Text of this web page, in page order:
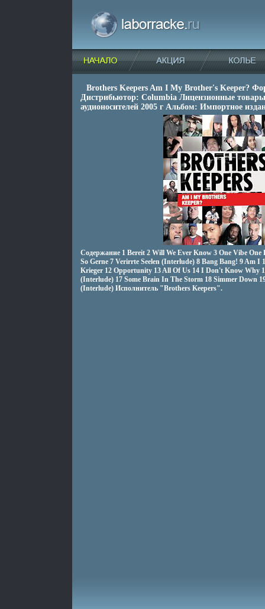
Brothers Keepers Am I My Brother's Keeper?
Дистрибьютор: Columbia Лицензионные
аудионосителей 2005 г Альбом: Импортное
Содержание 1 Bereit 2 Will We Ever Know 3 One Vibe One
So Gerne 7 Verirrte Seelen (Interlude) 8 Bang Bang! 9 Am I
Krieger 12 Opportunity 13 All Of Us 14 I Don't Know Why
(Interlude) 17 Some Brain In The Storm 18 Simmer Down
(Interlude) Исполнитель "Brothers Keepers".